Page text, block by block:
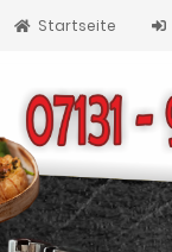
Startseite